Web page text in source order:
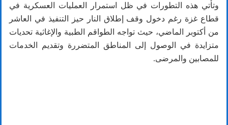
وتأتي هذه التطورات في ظل استمرار العمليات العسكرية في
قطاع غزة رغم دخول وقف إطلاق النار حيز التنفيذ في العاشر
من أكتوبر الماضي، حيث تواجه الطواقم الطبية والإغاثية تحديات
متزايدة في الوصول إلى المناطق المتضررة وتقديم الخدمات
للمصابين والمرضى.